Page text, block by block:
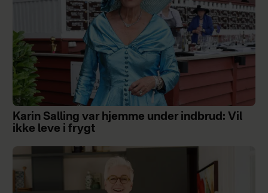
Karin Salling var hjemme under indbrud: Vil
ikke leve i frygt